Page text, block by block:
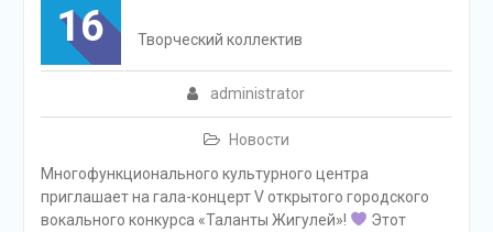
16
administrator
Новости
Творческий коллектив
Многофункционального культурного центра
приглашает на гала-концерт V открытого городского
вокального конкурса «Таланты Жигулей»!
Этот